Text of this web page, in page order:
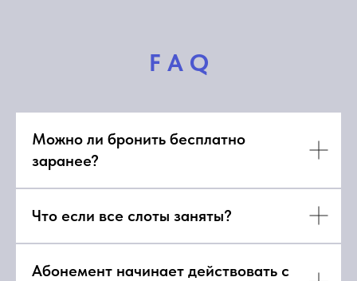
F A Q
Можно ли бронить бесплатно
заранее?
Что если все слоты заняты?
Абонемент начинает действовать с